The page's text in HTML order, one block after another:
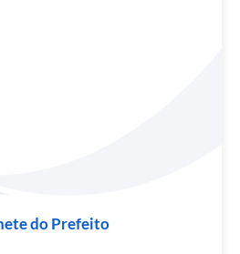
do Prefeito